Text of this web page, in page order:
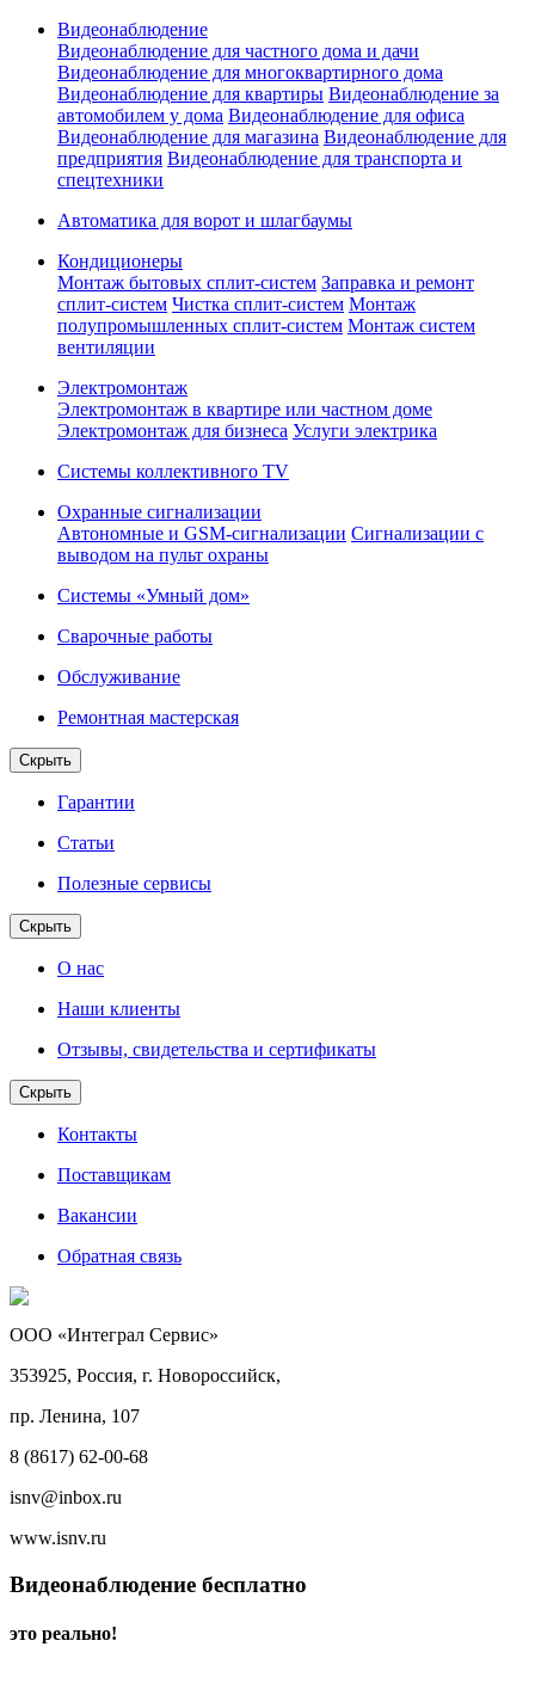
Видеонаблюдение
Видеонаблюдение для частного дома и дачи
Видеонаблюдение для многоквартирного дома
Видеонаблюдение для квартиры Видеонаблюдение за
автомобилем у дома Видеонаблюдение для офиса
Видеонаблюдение для магазина Видеонаблюдение для
предприятия Видеонаблюдение для транспорта и
спецтехники
Автоматика для ворот и шлагбаумы
Кондиционеры
Монтаж бытовых сплит-систем Заправка и ремонт
сплит-систем Чистка сплит-систем Монтаж
полупромышленных сплит-систем Монтаж систем
вентиляции
Электромонтаж
Электромонтаж в квартире или частном доме
Электромонтаж для бизнеса Услуги электрика
Системы коллективного TV
Охранные сигнализации
Автономные и GSM-сигнализации Сигнализации с
выводом на пульт охраны
Системы «Умный дом»
Сварочные работы
Обслуживание
Ремонтная мастерская
Скрыть
Гарантии
Статьи
Полезные сервисы
Скрыть
О нас
Наши клиенты
Отзывы, свидетельства и сертификаты
Скрыть
Контакты
Поставщикам
Вакансии
Обратная связь
ООО «Интеграл Сервис»
353925, Россия, г. Новороссийск,
пр. Ленина, 107
8 (8617) 62-00-68
isnv@inbox.ru
www.isnv.ru
Видеонаблюдение бесплатно
это реально!